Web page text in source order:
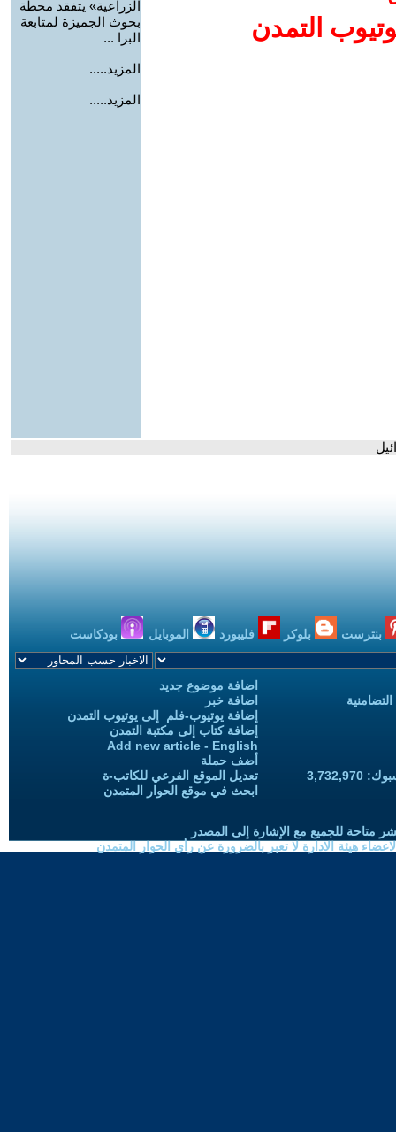
التمدن
الزراعية» يتفقد محطة
بحوث الجميزة لمتابعة
البرا ...
المزيد.....
المزيد.....
بنترست بلوكر فليبورد الموبايل بودكاست
اضافة موضوع جديد
اضافة خبر
إضافة يوتيوب-فلم إلى يوتيوب التمدن
إضافة كتاب إلى مكتبة التمدن
Add new article - English
أضف حملة
تعديل الموقع الفرعي للكاتب-ة
ابحث في موقع الحوار المتمدن
متاحة للجميع مع الإشارة إلى المصدر
هيئة الادارة لا تعبر بالضرورة عن رأي الحوار المتمدن